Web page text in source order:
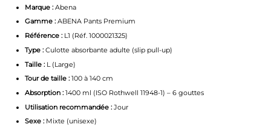
Marque : Abena
Gamme :ABENA Pants Premium
Référence :L1 (Réf. 1000021325)
Type :Culotte absorbante adulte (slip pull-up)
Taille :L (Large)
Tour de taille :100 à 140 cm
Absorption :1400 ml (ISO Rothwell 11948-1) – 6 gouttes
Utilisation recommandée :Jour
Sexe :Mixte (unisexe)